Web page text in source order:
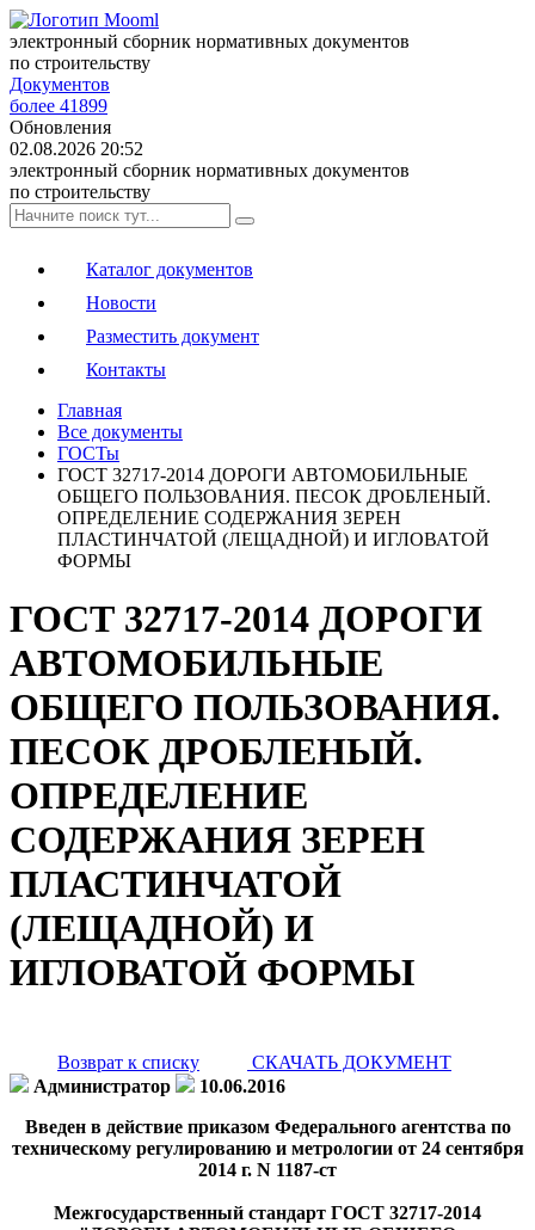
электронный сборник нормативных документов
по строительству
Документов
более 41899
Обновления
02.08.2026 20:52
электронный сборник нормативных документов
по строительству
Каталог документов
Новости
Разместить документ
Контакты
Главная
Все документы
ГОСТы
ГОСТ 32717-2014 ДОРОГИ АВТОМОБИЛЬНЫЕ
ОБЩЕГО ПОЛЬЗОВАНИЯ. ПЕСОК ДРОБЛЕНЫЙ.
ОПРЕДЕЛЕНИЕ СОДЕРЖАНИЯ ЗЕРЕН
ПЛАСТИНЧАТОЙ (ЛЕЩАДНОЙ) И ИГЛОВАТОЙ
ФОРМЫ
ГОСТ 32717-2014 ДОРОГИ
АВТОМОБИЛЬНЫЕ
ОБЩЕГО ПОЛЬЗОВАНИЯ.
ПЕСОК ДРОБЛЕНЫЙ.
ОПРЕДЕЛЕНИЕ
СОДЕРЖАНИЯ ЗЕРЕН
ПЛАСТИНЧАТОЙ
(ЛЕЩАДНОЙ) И
ИГЛОВАТОЙ ФОРМЫ
Возврат к списку
СКАЧАТЬ ДОКУМЕНТ
Администратор
10.06.2016
Введен в действие приказом Федерального агентства по
техническому регулированию и метрологии от 24 сентября
2014 г. N 1187-ст
Межгосударственный стандарт ГОСТ 32717-2014